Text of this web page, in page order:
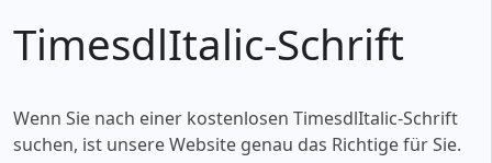
TimesdlItalic-Schrift
Wenn Sie nach einer kostenlosen TimesdlItalic-Schrift
suchen, ist unsere Website genau das Richtige für Sie.